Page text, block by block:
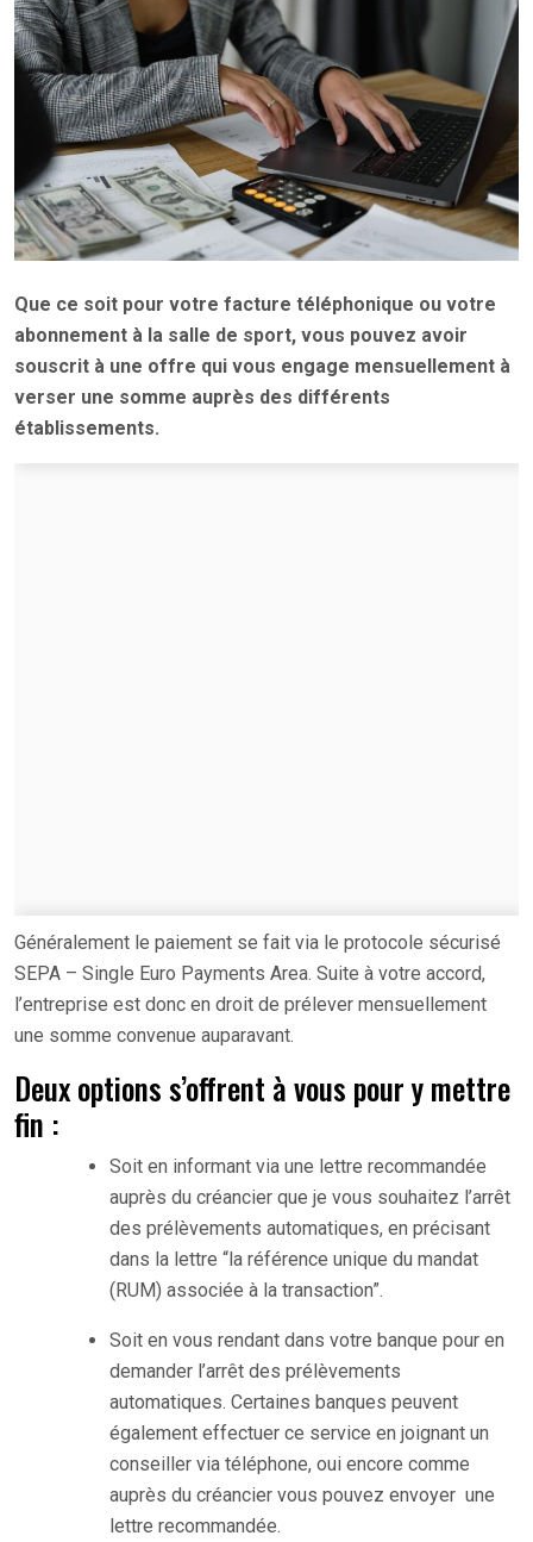
Que ce soit pour votre facture téléphonique ou votre
abonnement à la salle de sport, vous pouvez avoir
souscrit à une offre qui vous engage mensuellement à
verser une somme auprès des différents
établissements.
Généralement le paiement se fait via le protocole sécurisé
SEPA – Single Euro Payments Area. Suite à votre accord,
l’entreprise est donc en droit de prélever mensuellement
une somme convenue auparavant.
Deux options s’offrent à vous pour y mettre
fin :
Soit en informant via une lettre recommandée
auprès du créancier que je vous souhaitez l’arrêt
des prélèvements automatiques, en précisant
dans la lettre “la référence unique du mandat
(RUM) associée à la transaction”.
Soit en vous rendant dans votre banque pour en
demander l’arrêt des prélèvements
automatiques. Certaines banques peuvent
également effectuer ce service en joignant un
conseiller via téléphone, oui encore comme
auprès du créancier vous pouvez envoyer une
lettre recommandée.